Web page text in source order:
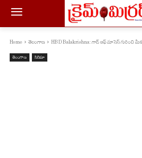
Home తెలంగాణ HBD Balakrishna: గాడ్ ఆఫ్ మాసెస్ గురించి
తెలంగాణ సినిమా